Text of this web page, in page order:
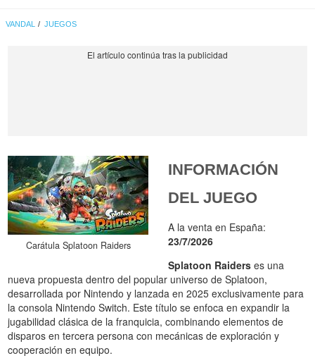
VANDAL JUEGOS
Carátula Splatoon Raiders
INFORMACIÓN
DEL JUEGO
A la venta en España:
23/7/2026
Splatoon Raiders es una
nueva propuesta dentro del popular universo de Splatoon,
desarrollada por Nintendo y lanzada en 2025 exclusivamente para
la consola Nintendo Switch. Este título se enfoca en expandir la
jugabilidad clásica de la franquicia, combinando elementos de
disparos en tercera persona con mecánicas de exploración y
cooperación en equipo.